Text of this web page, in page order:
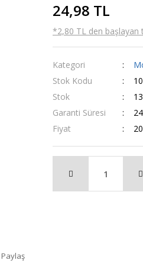
Paylaş
24,98 TL
*2,80 TL den başlayan
Kategori
Stok Kodu
Stok
Garanti Süresi
Fiyat